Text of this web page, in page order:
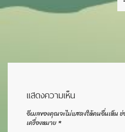
แสดงความเห็น
อีเมลของคุณจะไม่แสดงให้คนอื่นเห็น
เครื่องหมาย*